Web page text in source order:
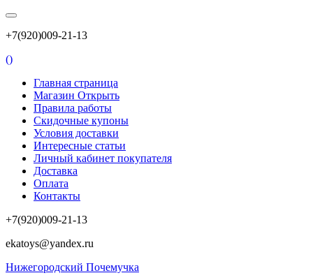
+7(920)009-21-13
()
Главная страница
Магазин Открыть
Правила работы
Скидочные купоны
Условия доставки
Интересные статьи
Личный кабинет покупателя
Доставка
Оплата
Контакты
+7(920)009-21-13
ekatoys@yandex.ru
Нижегородский Почемучка